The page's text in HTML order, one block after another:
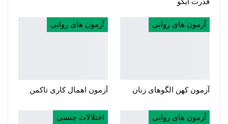
آزمون های روانی
آزمون کهن الگوهای زنان
آزمون های روانی
آزمون اهمال کاری تاکمن
آزمون های روانی اختلالات جنسی